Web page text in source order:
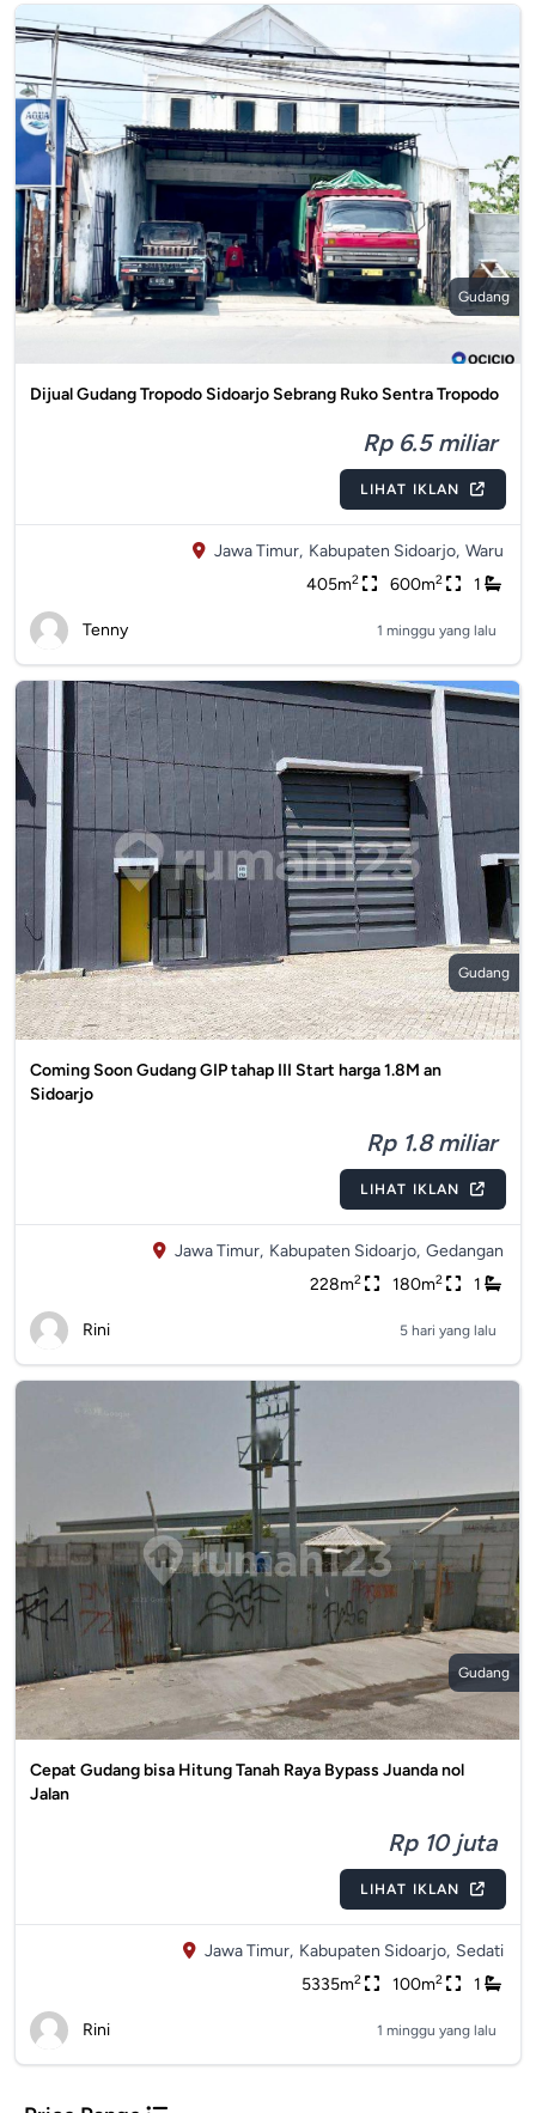
Gudang
Dijual Gudang Tropodo Sidoarjo Sebrang Ruko Sentra Tropodo
Rp 6.5 miliar
LIHAT IKLAN
Jawa Timur, Kabupaten Sidoarjo, Waru
405m2 600m2 1
Tenny 1 minggu yang lalu
Gudang
Coming Soon Gudang GIP tahap III Start harga 1.8M an
Sidoarjo
Rp 1.8 miliar
LIHAT IKLAN
Jawa Timur, Kabupaten Sidoarjo, Gedangan
228m2 180m2 1
Rini 5 hari yang lalu
Gudang
Cepat Gudang bisa Hitung Tanah Raya Bypass Juanda nol
Jalan
Rp 10 juta
LIHAT IKLAN
Jawa Timur, Kabupaten Sidoarjo, Sedati
5335m2 100m2 1
Rini 1 minggu yang lalu